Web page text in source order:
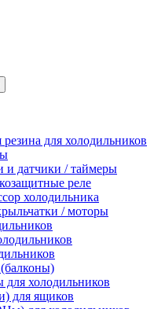
для холодильников
и датчики / таймеры
реле
холодильника
/ моторы
холодильников
для ящиков